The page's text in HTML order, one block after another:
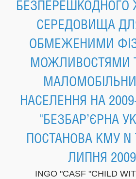
БЕЗПЕРЕШКОДНОГО
СЕРЕДОВИЩА
ОБМЕЖЕНИМИ
МОЖЛИВОСТЯМИ
НАСЕЛЕННЯ НА
"БЕЗБАР’ЄРНА
ПОСТАНОВА КМУ N
ЛИПНЯ
INGO "CASF "CHILD